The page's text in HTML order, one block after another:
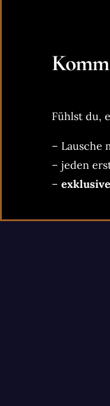
Fühlst du,
– Lausche
– jeden
–